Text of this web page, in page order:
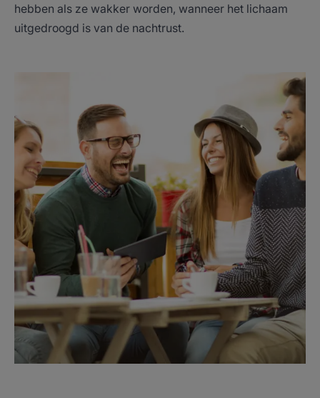
hebben als ze wakker worden, wanneer het lichaam
uitgedroogd is van de nachtrust.